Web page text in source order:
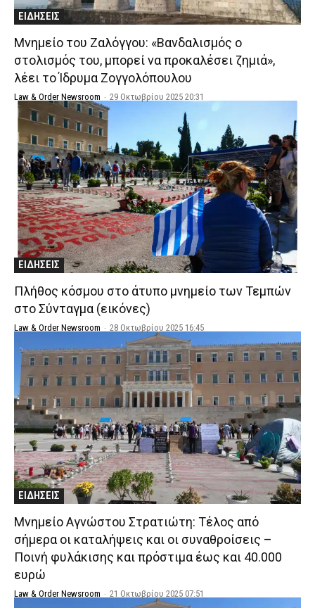
ΕΙΔΗΣΕΙΣ
Μνημείο του Ζαλόγγου: «Βανδαλισμός o
στολισμός του, μπορεί να προκαλέσει ζημιά»,
λέει το Ίδρυμα Ζογγολόπουλου
Law & Order Newsroom - 29 Οκτωβρίου 2025 20:31
ΕΙΔΗΣΕΙΣ
Πλήθος κόσμου στο άτυπο μνημείο των Τεμπών
στο Σύνταγμα (εικόνες)
Law & Order Newsroom - 28 Οκτωβρίου 2025 16:45
ΕΙΔΗΣΕΙΣ
Μνημείο Αγνώστου Στρατιώτη: Τέλος από
σήμερα οι καταλήψεις και οι συναθροίσεις –
Ποινή φυλάκισης και πρόστιμα έως και 40.000
ευρώ
Law & Order Newsroom - 21 Οκτωβρίου 2025 07:51